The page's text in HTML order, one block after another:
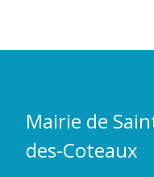
Mairie de
des-Coteaux